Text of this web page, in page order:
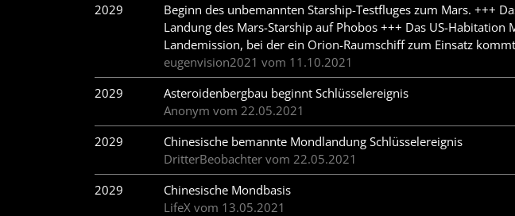
2029
Beginn des unbemannten Starship-Testfluges zum Mars. +++
Landung des Mars-Starship auf Phobos +++ Das US-
Landemission, bei der ein Orion-Raumschiff zum Einsatz
eugenvision2021 vom 11.10.2021
2029
Asteroidenbergbau beginnt Schlüsselereignis
Anonym vom 22.05.2021
2029
Chinesische bemannte Mondlandung Schlüsselereignis
DritterBeobachter vom 22.05.2021
2029
Chinesische Mondbasis
LifeX vom 13.05.2021